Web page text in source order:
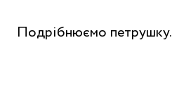
Подрібнюємо петрушку.